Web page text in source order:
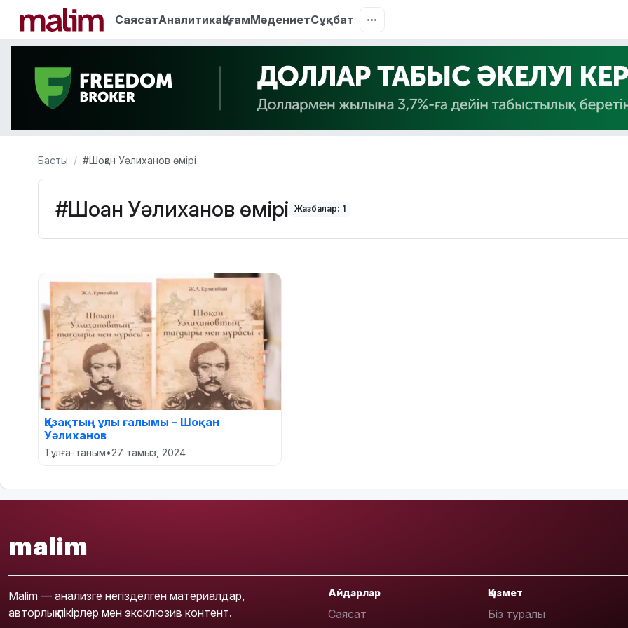
СаясатАналитикаҚоғамМәдениетСұқбат
Басты #Шоқан Уәлиханов өмірі
#Шоқан Уәлиханов өмірі Жазбалар: 1
Қазақтың ұлы ғалымы – Шоқан
Уәлиханов
Тұлға-таным•27 тамыз, 2024
malim
Malim — анализге негізделген материалдар,
авторлық пікірлер мен эксклюзив контент.
Айдарлар
Саясат
Қызмет
Біз туралы